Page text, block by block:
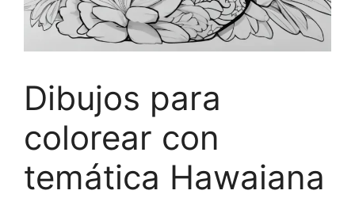
Dibujos para
colorear con
temática Hawaiana